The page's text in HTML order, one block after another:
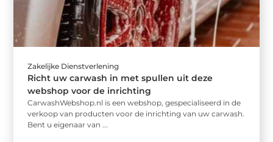
Zakelijke Dienstverlening
Richt uw carwash in met spullen uit deze
webshop voor de inrichting
CarwashWebshop.nl is een webshop, gespecialiseerd in de
verkoop van producten voor de inrichting van uw carwash.
Bent u eigenaar van ...